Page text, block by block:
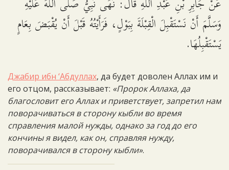
وَسَلَّمَ أَنْ نَسْتَقْبِلَ الْقِبْلَةَ بِبَوْلٍ، فَرَأَيْتُهُ قَبْلَ أَنْ يُقْبَضَ بِعَامٍ
يَسْتَقْبِلُهَا.
Джабир ибн ‘Абдуллах, да будет доволен Аллах им и
его отцом, рассказывает: «Пророк Аллаха, да
благословит его Аллах и приветствует, запретил нам
поворачиваться в сторону кыбли во время
справления малой нужды, однако за год до его
кончины я видел, как он, справляя нужду,
поворачивался в сторону кыбли».